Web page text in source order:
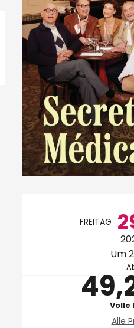
FREITAG
Um
Volle
Alle